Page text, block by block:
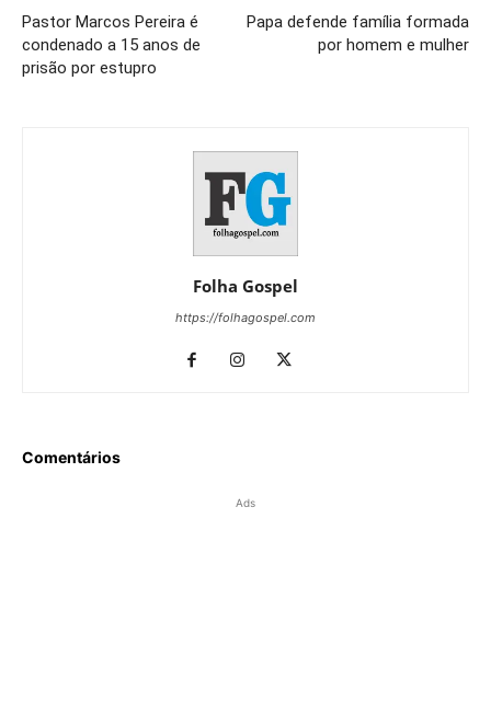
Pastor Marcos Pereira é
condenado a 15 anos de
prisão por estupro
Papa defende família formada
por homem e mulher
Folha Gospel
https://folhagospel.com
Comentários
Ads